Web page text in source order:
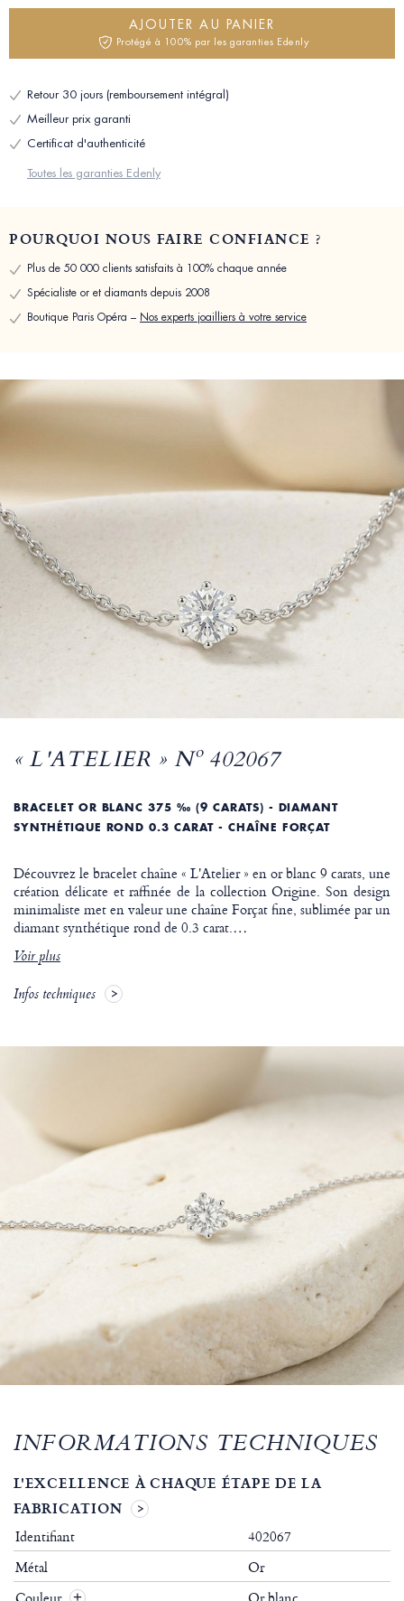
AJOUTER AU PANIER
Protégé à 100% par les garanties Edenly
Retour 30 jours (remboursement intégral)
Meilleur prix garanti
Certificat d'authenticité
Toutes les garanties Edenly
POURQUOI NOUS FAIRE CONFIANCE ?
Plus de 50 000 clients satisfaits à 100% chaque année
Spécialiste or et diamants depuis 2008
Boutique Paris Opéra – Nos experts joailliers à votre service
« L'ATELIER » Nº 402067
BRACELET OR BLANC 375 ‰ (9 CARATS) - DIAMANT
SYNTHÉTIQUE ROND 0.3 CARAT - CHAÎNE FORÇAT
Découvrez le bracelet chaîne « L'Atelier » en or blanc 9 carats, une
création délicate et raffinée de la collection Origine. Son design
minimaliste met en valeur une chaîne Forçat fine, sublimée par un
diamant synthétique rond de 0.3 carat.…
Voir plus
Infos techniques
INFORMATIONS TECHNIQUES
L'EXCELLENCE À CHAQUE ÉTAPE DE LA
FABRICATION
Identifiant
402067
Métal
Or